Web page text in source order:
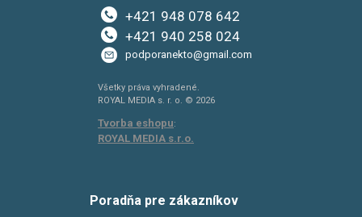
+421 948 078 642
+421 940 258 024
podporanekto@gmail.com
Všetky práva vyhradené.
ROYAL MEDIA s. r. o. © 2026
Tvorba eshopu:
ROYAL MEDIA s.r.o.
Poradňa pre zákazníkov